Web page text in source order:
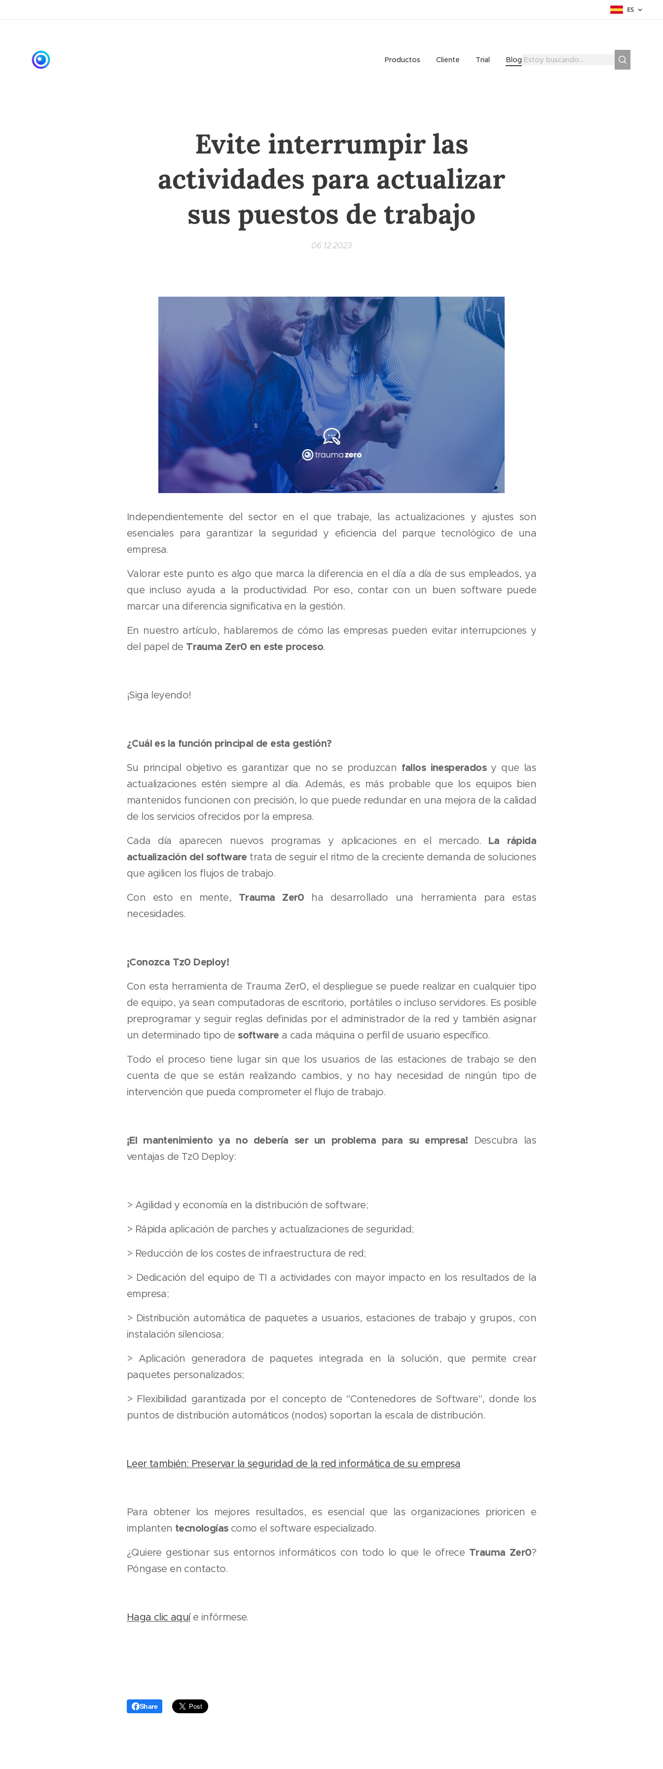
ES
Productos Cliente Trial Blog
Evite interrumpir las
actividades para actualizar
sus puestos de trabajo
06.12.2023
Independientemente del sector en el que trabaje, las actualizaciones y ajustes son
esenciales para garantizar la seguridad y eficiencia del parque tecnológico de una
empresa.
Valorar este punto es algo que marca la diferencia en el día a día de sus empleados, ya
que incluso ayuda a la productividad. Por eso, contar con un buen software puede
marcar una diferencia significativa en la gestión.
En nuestro artículo, hablaremos de cómo las empresas pueden evitar interrupciones y
del papel de Trauma Zer0 en este proceso.
¡Siga leyendo!
¿Cuál es la función principal de esta gestión?
Su principal objetivo es garantizar que no se produzcan fallos inesperadosy que las
actualizaciones estén siempre al día. Además, es más probable que los equipos bien
mantenidos funcionen con precisión, lo que puede redundar en una mejora de la calidad
de los servicios ofrecidos por la empresa.
Cada día aparecen nuevos programas y aplicaciones en el mercado. La rápida
actualización del software trata de seguir el ritmo de la creciente demanda de soluciones
que agilicen los flujos de trabajo.
Con esto en mente, Trauma Zer0 ha desarrollado una herramienta para estas
necesidades.
¡Conozca Tz0 Deploy!
Con esta herramienta de Trauma Zer0, el despliegue se puede realizar en cualquier tipo
de equipo, ya sean computadoras de escritorio, portátiles o incluso servidores. Es posible
preprogramar y seguir reglas definidas por el administrador de la red y también asignar
un determinado tipo desoftware a cada máquina o perfil de usuario específico.
Todo el proceso tiene lugar sin que los usuarios de las estaciones de trabajo se den
cuenta de que se están realizando cambios, y no hay necesidad de ningún tipo de
intervención que pueda comprometer el flujo de trabajo.
¡El mantenimiento ya no debería ser un problema para su empresa! Descubra las
ventajas de Tz0 Deploy:
> Agilidad y economía en la distribución de software;
> Rápida aplicación de parches y actualizaciones de seguridad;
> Reducción de los costes de infraestructura de red;
> Dedicación del equipo de TI a actividades con mayor impacto en los resultados de la
empresa;
> Distribución automática de paquetes a usuarios, estaciones de trabajo y grupos, con
instalación silenciosa;
> Aplicación generadora de paquetes integrada en la solución, que permite crear
paquetes personalizados;
> Flexibilidad garantizada por el concepto de "Contenedores de Software", donde los
puntos de distribución automáticos (nodos) soportan la escala de distribución.
Leer también: Preservar la seguridad de la red informática de su empresa
Para obtener los mejores resultados, es esencial que las organizaciones prioricen e
implanten tecnologíascomo el software especializado.
¿Quiere gestionar sus entornos informáticos con todo lo que le ofrece Trauma Zer0?
Póngase en contacto.
Haga clic aquíe infórmese.
Share